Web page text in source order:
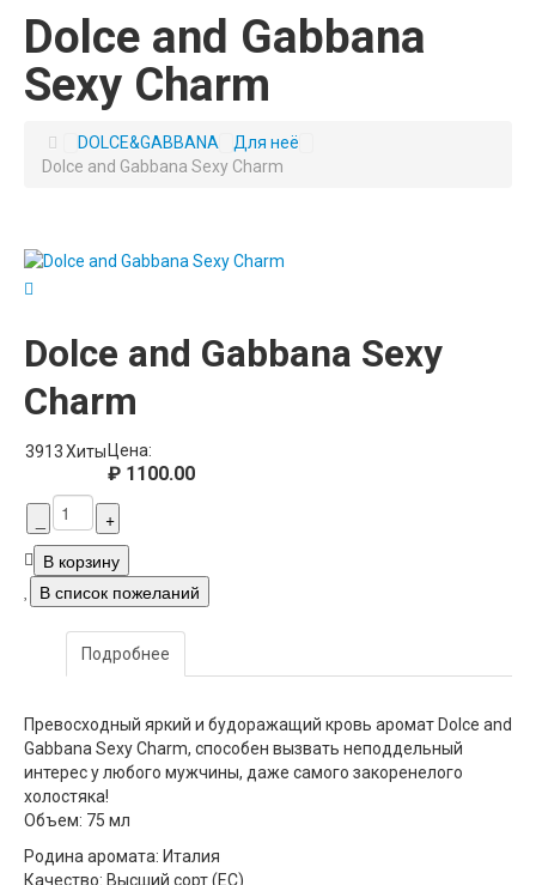
Dolce and Gabbana
Sexy Charm
DOLCE&GABBANA
Для неё
Dolce and Gabbana Sexy Charm
Dolce and Gabbana Sexy
Charm
3913Хиты Цена:
₽ 1100.00
Подробнее
Превосходный яркий и будоражащий кровь аромат Dolce and
Gabbana Sexy Charm, способен вызвать неподдельный
интерес у любого мужчины, даже самого закоренелого
холостяка!
Объем: 75 мл
Родина аромата: Италия
Качество: Высший сорт (ЕС)